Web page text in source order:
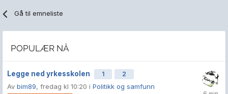
Gå til emneliste
POPULÆR NÅ
Legge ned yrkesskolen 1 2
Av bim89, fredag kl 10:20 i Politikk og samfunn